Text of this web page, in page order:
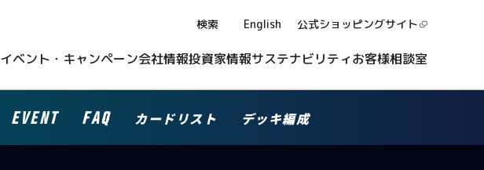
検索 English 公式ショッピングサイト
イベント・キャンペーン会社情報投資家情報サステナビリティお客様相談室
EVENT FAQ カードリスト デッキ編成